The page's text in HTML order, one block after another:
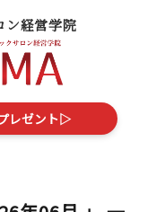
ン経営学院
レゼント▷